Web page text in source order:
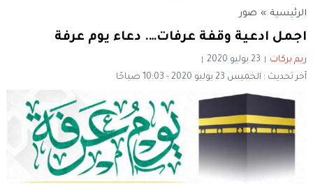
الرئيسية » صور
اجمل ادعية وقفة عرفات…. دعاء يوم عرفة
ريم بركات
23 يوليو 2020
آخر تحديث : الخميس 23 يوليو 2020 - 10:03 صباحًا